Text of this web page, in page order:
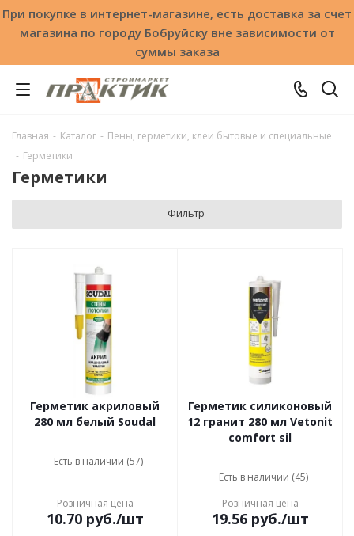
При покупке в интернет-магазине, есть доставка за счет
магазина по городу Бобруйску вне зависимости от
суммы заказа
Главная - Каталог - Пены, герметики, клеи бытовые и специальные
- Герметики
Герметики
Фильтр
Герметик акриловый
280 мл белый Soudal
Есть в наличии (57)
Розничная цена
10.70руб./шт
Герметик силиконовый
12 гранит 280 мл Vetonit
comfort sil
Есть в наличии (45)
Розничная цена
19.56руб./шт